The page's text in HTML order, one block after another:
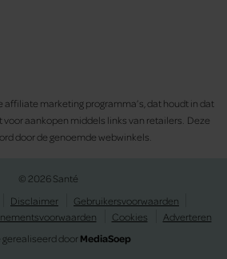
marketing programma’s, dat houdt in dat
aankopen middels links van retailers. Deze
door de genoemde webwinkels.
© 2026 Santé
Disclaimer
Gebruikersvoorwaarden
Cookies
Adverteren
gerealiseerd doorMediaSoep